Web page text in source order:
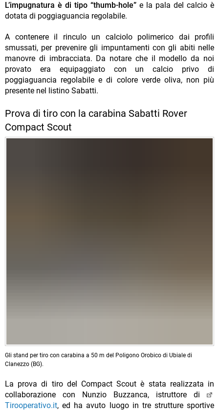
L’impugnatura è di tipo “thumb-hole” e la pala del calcio è
dotata di poggiaguancia regolabile.
A contenere il rinculo un calciolo polimerico dai profili
smussati, per prevenire gli impuntamenti con gli abiti nelle
manovre di imbracciata. Da notare che il modello da noi
provato era equipaggiato con un calcio privo di
poggiaguancia regolabile e di colore verde oliva, non più
presente nel listino Sabatti.
Prova di tiro con la carabina Sabatti Rover
Compact Scout
Gli stand per tiro con carabina a 50 m del Poligono Orobico di Ubiale di
Clanezzo (BG).
La prova di tiro del Compact Scout è stata realizzata in
collaborazione con Nunzio Buzzanca, istruttore di
Tirooperativo.it, ed ha avuto luogo in tre strutture sportive